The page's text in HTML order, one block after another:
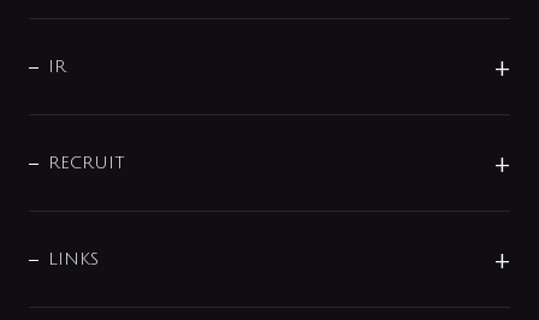
配管システム
バス・空調周辺用品
トイレ周辺用品
じぶんシャワーが見つかる
会社概要
事業所案内
よくあるご質問
データダウンロード
みらいエコ住宅2026事業
IR
IRニュース
IRライブラリ
RECRUIT
募集要項
LINKS